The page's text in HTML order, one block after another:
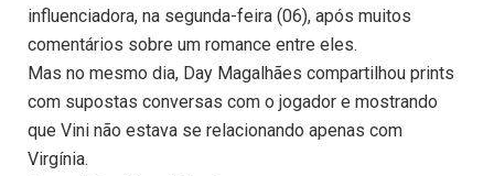
influenciadora, na segunda-feira (06), após muitos
comentários sobre um romance entre eles.
Mas no mesmo dia, Day Magalhães compartilhou prints
com supostas conversas com o jogador e mostrando
que Vini não estava se relacionando apenas com
Virgínia.